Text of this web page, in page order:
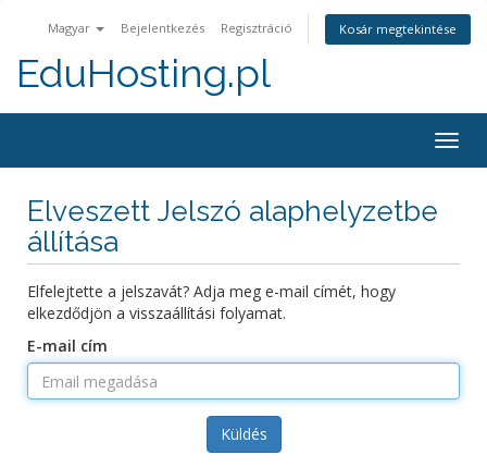
Magyar Bejelentkezés Regisztráció Kosár megtekintése
EduHosting.pl
Elveszett Jelszó alaphelyzetbe
állítása
Elfelejtette a jelszavát? Adja meg e-mail címét, hogy
elkezdődjön a visszaállítási folyamat.
E-mail cím
Küldés